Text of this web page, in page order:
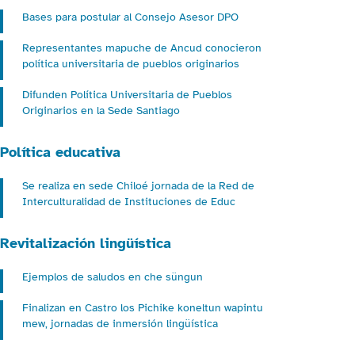
Bases para postular al Consejo Asesor DPO
Representantes mapuche de Ancud conocieron
política universitaria de pueblos originarios
Difunden Política Universitaria de Pueblos
Originarios en la Sede Santiago
Política educativa
Se realiza en sede Chiloé jornada de la Red de
Interculturalidad de Instituciones de Educ
Revitalización lingüística
Ejemplos de saludos en che süngun
Finalizan en Castro los Pichike koneltun wapintu
mew, jornadas de inmersión lingüística